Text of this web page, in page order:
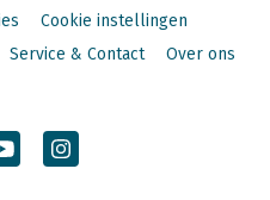
Cookie instellingen
Service & Contact Over ons